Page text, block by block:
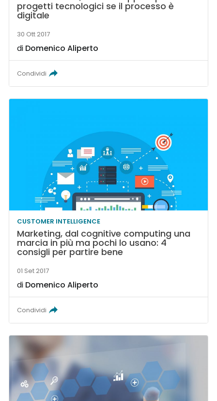
progetti tecnologici se il processo è
digitale
30 Ott 2017
di Domenico Aliperto
Condividi
CUSTOMER INTELLIGENCE
Marketing, dal cognitive computing una
marcia in più ma pochi lo usano: 4
consigli per partire bene
01 Set 2017
di Domenico Aliperto
Condividi